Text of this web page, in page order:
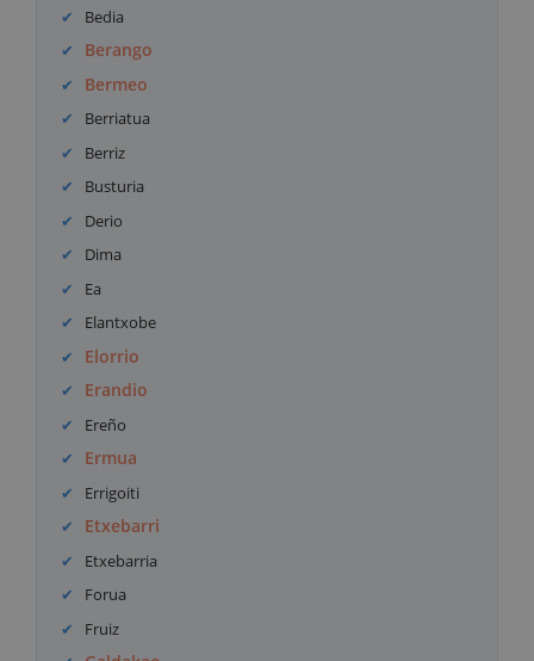
Bedia
Berango
Bermeo
Berriatua
Berriz
Busturia
Derio
Dima
Ea
Elantxobe
Elorrio
Erandio
Ereño
Ermua
Errigoiti
Etxebarri
Etxebarria
Forua
Fruiz